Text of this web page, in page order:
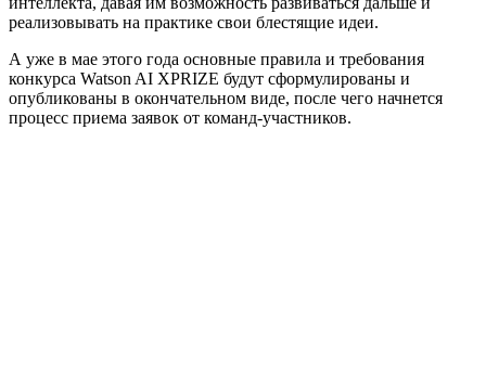
реализовывать на практике свои блестящие идеи.
А уже в мае этого года основные правила и требования
конкурса Watson AI XPRIZE будут сформулированы и
опубликованы в окончательном виде, после чего начнется
процесс приема заявок от команд-участников.